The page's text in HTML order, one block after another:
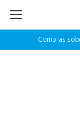
Compras